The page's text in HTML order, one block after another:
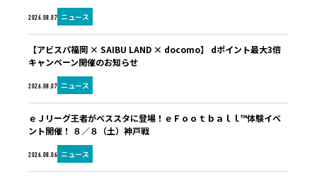
2026.08.07 ニュース
2026.08.07 ニュース
【アビスパ福岡 × SAIBU LAND × docomo】 dポイント最大3倍
キャンペーン開催のお知らせ
2026.08.06 ニュース
ｅＪリーグ王者がベススタに登場！ｅＦｏｏｔｂａｌｌ™体験イベ
ント開催！ ８／８（土）神戸戦